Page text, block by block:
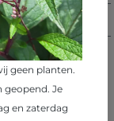
geen planten.
geopend. Je
en zaterdag